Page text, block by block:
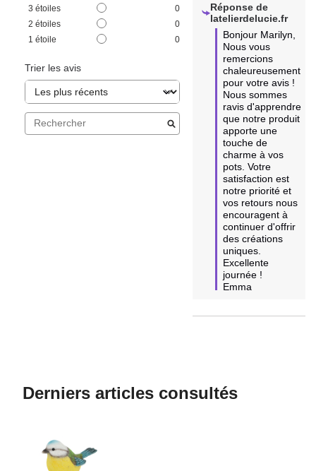
3 étoiles
0
2 étoiles
0
1 étoile 0
Trier les avis
Réponse de
latelierdelucie.fr
Bonjour Marilyn,
Nous vous
remercions
chaleureusement
pour votre avis !
Nous sommes
ravis d'apprendre
que notre produit
apporte une
touche de
charme à vos
pots. Votre
satisfaction est
notre priorité et
vos retours nous
encouragent à
continuer d'offrir
des créations
uniques.
Excellente
journée !
Emma
Derniers articles consultés